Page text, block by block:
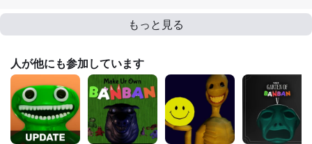
もっと見る
人が他にも参加しています